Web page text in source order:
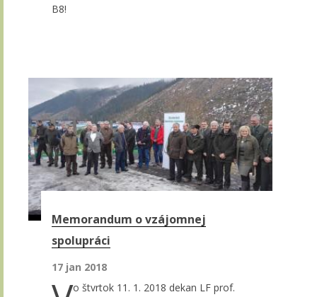
B8!
Memorandum o vzájomnej
spolupráci
17 jan 2018
o štvrtok 11. 1. 2018 dekan LF prof.